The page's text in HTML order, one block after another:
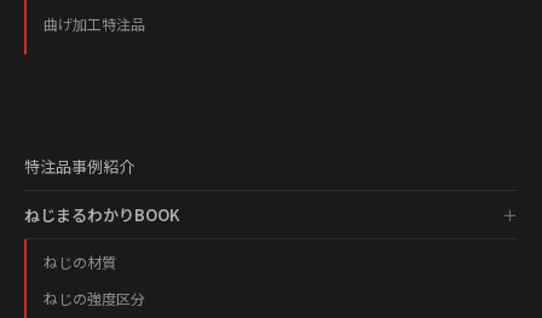
曲げ加工特注品
特注品事例紹介
ねじまるわかりBOOK
ねじの材質
ねじの強度区分